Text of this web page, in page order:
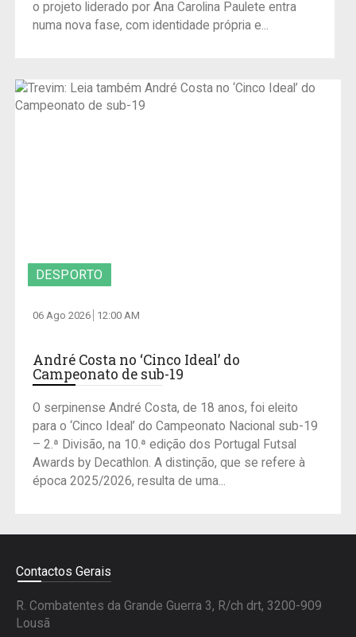
o projeto liderado por Ana Carolina Paulete entra
numa nova fase, com identidade própria e...
DESPORTO
06 Ago 2026 12:00 AM
André Costa no ‘Cinco Ideal’ do
Campeonato de sub-19
O serpinense André Costa, de 18 anos, foi eleito
para o ‘Cinco Ideal’ do Campeonato Nacional sub-19
– 2.ª Divisão, na 10.ª edição dos Portugal Futsal
Awards by Decathlon. A distinção, que se refere à
época 2025/2026, resulta de uma...
Contactos Gerais
R. Combatentes da Grande Guerra 3, R/ch drt, 3200-909
Lousã